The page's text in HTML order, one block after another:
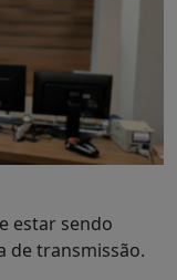
estar sendo
de transmissão.